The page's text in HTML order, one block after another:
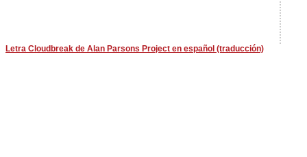
Letra Cloudbreak de Alan Parsons Project en español (traducción)